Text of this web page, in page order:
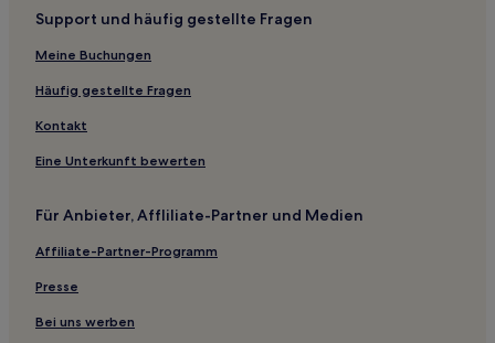
Krensdorf Hotels
Hotels nahe Seebühne Mörbisch am See
Neusiedl am See: Hotels
Weppersdorf Hotels
Hotels nahe Bahnhof Wallern im Burgenland
Support und häufig gestellte Fragen
Meine Buchungen
Häufig gestellte Fragen
Kontakt
Eine Unterkunft bewerten
Für Anbieter, Affliliate-Partner und Medien
Affiliate-Partner-Programm
Presse
Bei uns werben